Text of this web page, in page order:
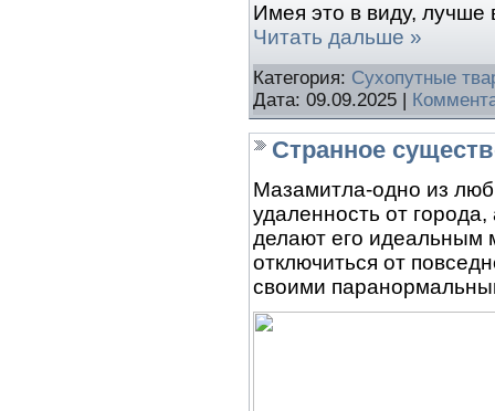
Имея это в виду, лучше
Читать дальше »
Категория: Сухопутные
Дата: 09.09.2025 |
Странное
Мазамитла-одно из
удаленность от
делают его идеальным
отключиться от
своими